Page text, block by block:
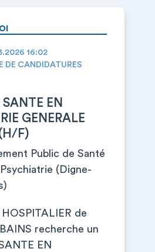
16:02
DE CANDIDATURES
EN
GENERALE
F)
Public de Santé
(Digne-
de
recherche un
EN